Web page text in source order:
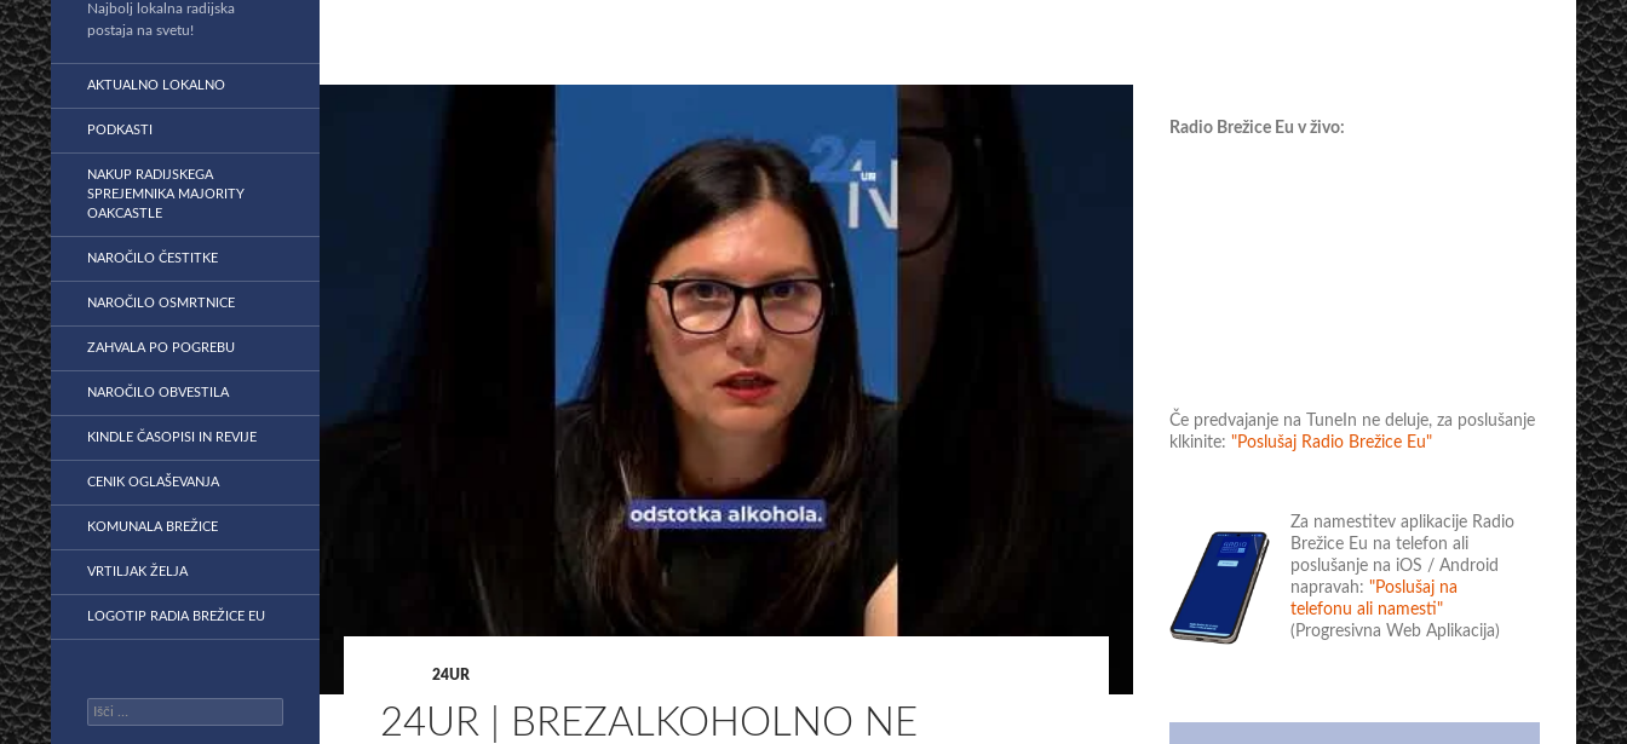
24UR
24UR | BREZALKOHOLNO NE
Radio Brežice Eu v živo:
Če predvajanje na TuneIn ne deluje, za poslušanje
klkinite: "Poslušaj Radio Brežice Eu"
Za namestitev aplikacije Radio
Brežice Eu na telefon ali
poslušanje na iOS / Android
napravah: "Poslušaj na
telefonu ali namesti"
(Progresivna Web Aplikacija)
Najbolj lokalna radijska
postaja na svetu!
AKTUALNO LOKALNO
PODKASTI
NAKUP RADIJSKEGA
SPREJEMNIKA MAJORITY
OAKCASTLE
NAROČILO ČESTITKE
NAROČILO OSMRTNICE
ZAHVALA PO POGREBU
NAROČILO OBVESTILA
KINDLE ČASOPISI IN REVIJE
CENIK OGLAŠEVANJA
KOMUNALA BREŽICE
VRTILJAK ŽELJA
LOGOTIP RADIA BREŽICE EU
Išči: